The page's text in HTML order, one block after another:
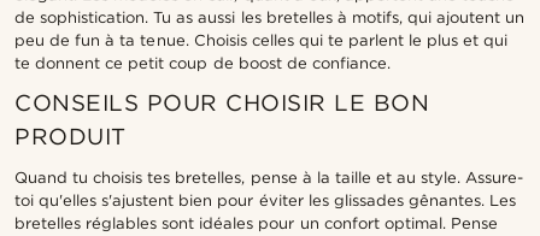
de sophistication. Tu as aussi les bretelles à motifs, qui ajoutent un
peu de fun à ta tenue. Choisis celles qui te parlent le plus et qui
te donnent ce petit coup de boost de confiance.
CONSEILS POUR CHOISIR LE BON
PRODUIT
Quand tu choisis tes bretelles, pense à la taille et au style. Assure-
toi qu'elles s'ajustent bien pour éviter les glissades gênantes. Les
bretelles réglables sont idéales pour un confort optimal. Pense